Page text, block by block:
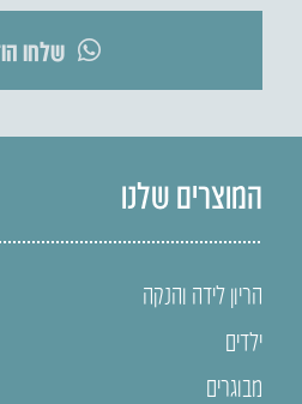
שלחו
המוצרים שלנו
הריון לידה והנקה
ילדים
מבוגרים